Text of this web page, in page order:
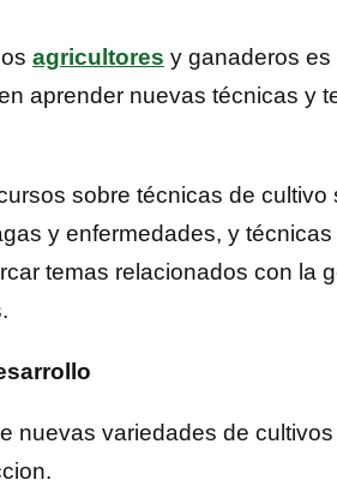
agricultores y ganaderos es
aprender nuevas técnicas y
sobre técnicas de
y enfermedades, y
temas relacionados con la
nuevas variedades de